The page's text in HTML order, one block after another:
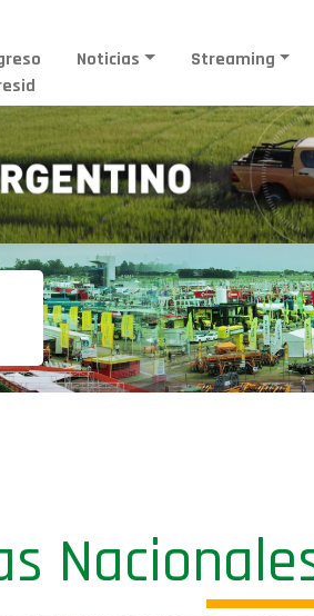
Noticias Streaming